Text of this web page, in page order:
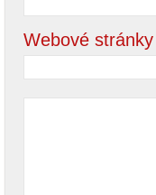
Webové stránky